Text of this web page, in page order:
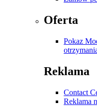
Oferta
Pokaz
Reklama
Contact
Reklama